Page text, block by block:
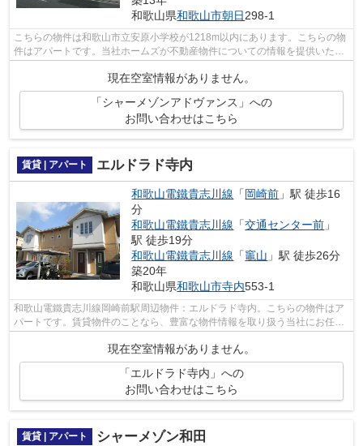
和歌山県和歌山市朝日298-1
こちらの物件は和歌山市立安原小学校が1218m以内にあります。こちらの物
件はアパートです。当社ホームズが不動産物件についての情報を提供いたし
ます。和歌山電鐵貴志川線交通センター...
現在空室情報がありません。
「シャーメゾンアドヴァンス」への
お問い合わせはこちら
賃貸 | アパート エルドラド寺内
和歌山電鐵貴志川線 「岡崎前 」駅 徒歩16
分
和歌山電鐵貴志川線 「交通センター前 」
駅 徒歩19分
和歌山電鐵貴志川線 「竈山 」駅 徒歩26分
築20年
和歌山県和歌山市寺内553-1
和歌山電鐵貴志川線岡崎前駅周辺物件：エルドラド寺内。こちらの物件はア
パートです。賃貸物件のことなら、豊富な物件情報を取り扱う当社にお任せ
現在空室情報がありません。
「エルドラド寺内」への
お問い合わせはこちら
賃貸 | アパート シャーメゾン和田